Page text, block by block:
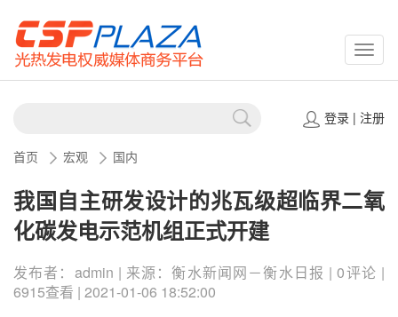
登录| 注册
首页 宏观 国内
我国自主研发设计的兆瓦级超临界二氧
化碳发电示范机组正式开建
发布者：admin | 来源：衡水新闻网－衡水日报 | 0评论 |
6915查看 | 2021-01-06 18:52:00